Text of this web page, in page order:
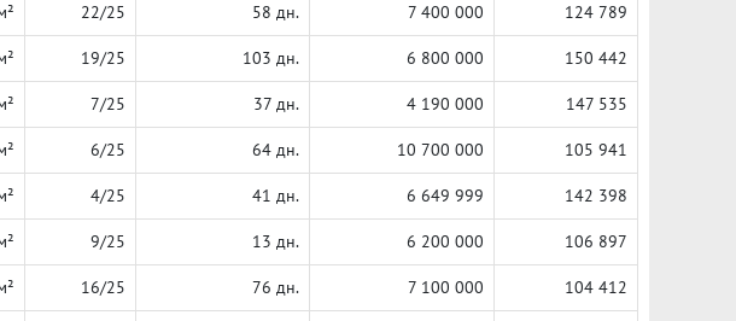
22/25 58 дн. 7 400 000 124 789
19/25 103 дн. 6 800 000 150 442
7/25 37 дн. 4 190 000 147 535
6/25 64 дн. 10 700 000 105 941
4/25 41 дн. 6 649 999 142 398
9/25 13 дн. 6 200 000 106 897
16/25 76 дн. 7 100 000 104 412